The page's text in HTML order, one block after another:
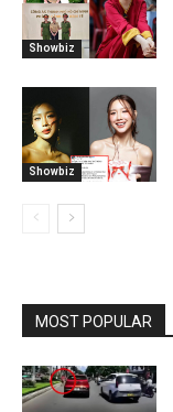
Showbiz
Showbiz
MOST POPULAR